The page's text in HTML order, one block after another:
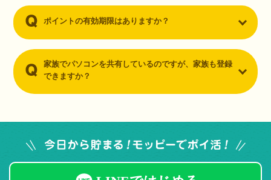
ポイントの有効期限はありますか？
家族でパソコンを共有しているのですが、家族も登録
できますか？